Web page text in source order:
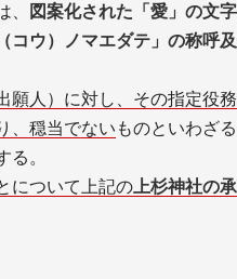
、
図案化された「愛」の文
コウ）ノマエダテ」の称呼
願人）に対し、その指定役
、穏当でない ものといわざ
る。
について上記の 上杉神社の